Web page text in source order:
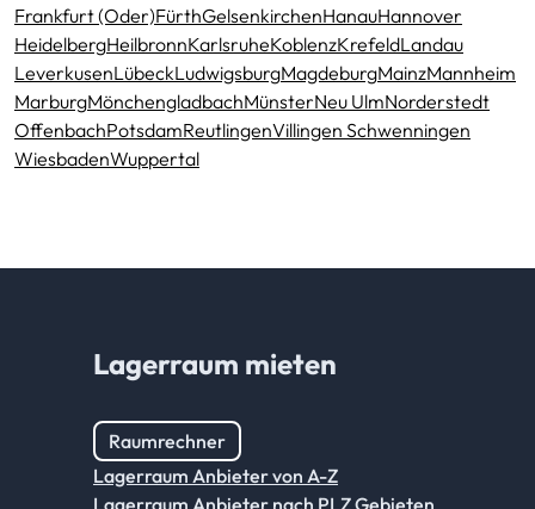
Frankfurt (Oder)FürthGelsenkirchenHanauHannover
HeidelbergHeilbronnKarlsruheKoblenzKrefeldLandau
LeverkusenLübeckLudwigsburgMagdeburgMainzMannheim
MarburgMönchengladbachMünsterNeu UlmNorderstedt
OffenbachPotsdamReutlingenVillingen Schwenningen
WiesbadenWuppertal
Lagerraum mieten
Raumrechner
Lagerraum Anbieter von A-Z
Lagerraum Anbieter nach PLZ Gebieten